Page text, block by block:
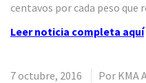
centavos por cada peso que
Leer noticia completa aquí
7 octubre, 2016 Por KMA